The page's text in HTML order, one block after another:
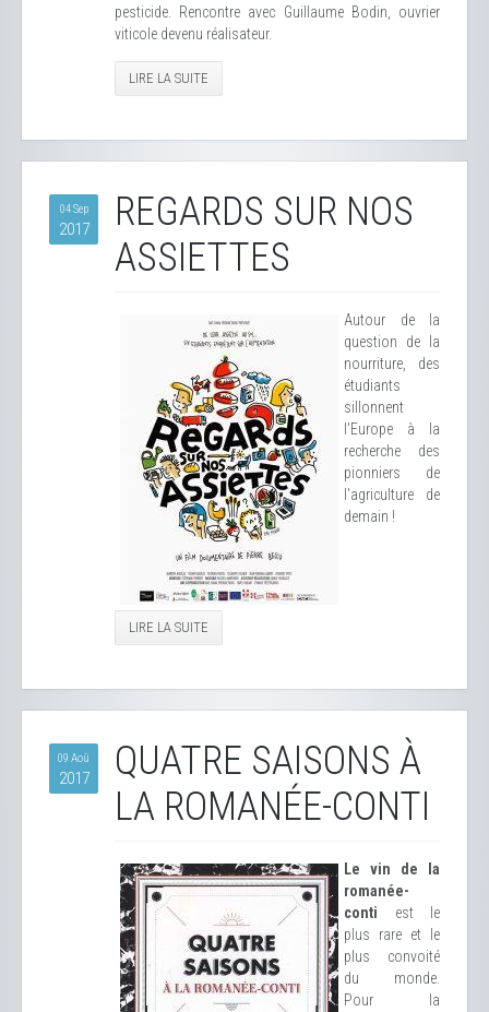
pesticide. Rencontre avec Guillaume Bodin, ouvrier
viticole devenu réalisateur.
LIRE LA SUITE
04 Sep
2017
REGARDS SUR NOS
ASSIETTES
Autour de la
question de la
nourriture, des
étudiants
sillonnent
l'Europe à la
recherche des
pionniers de
l'agriculture de
demain !
LIRE LA SUITE
09 Aoû
2017
QUATRE SAISONS À
LA ROMANÉE-CONTI
Le vin de la
romanée-
conti est le
plus rare et le
plus convoité
du monde.
Pour la